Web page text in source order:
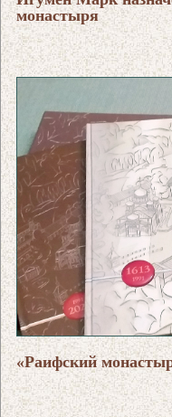
монастыря
«Раифский